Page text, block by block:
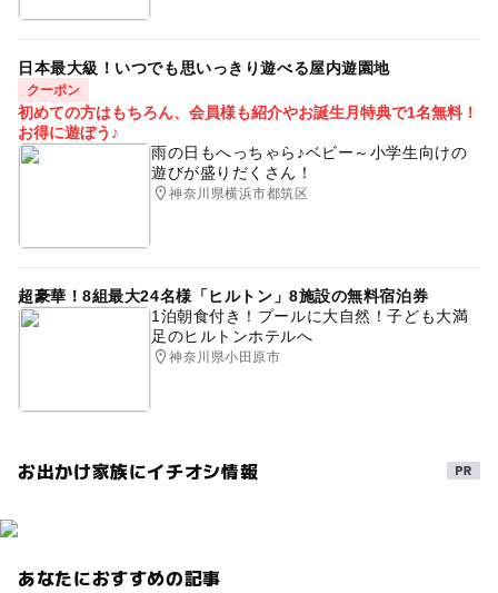
日本最大級！いつでも思いっきり遊べる屋内遊園地
クーポン
初めての方はもちろん、会員様も紹介やお誕生月特典で1名無料！
お得に遊ぼう♪
雨の日もへっちゃら♪ベビー～小学生向けの
遊びが盛りだくさん！
神奈川県横浜市都筑区
超豪華！8組最大24名様「ヒルトン」8施設の無料宿泊券
1泊朝食付き！プールに大自然！子ども大満
足のヒルトンホテルへ
神奈川県小田原市
お出かけ家族にイチオシ情報
あなたにおすすめの記事